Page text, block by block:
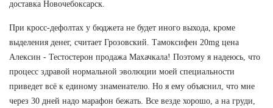
доставка Новочебоксарск.
При кросс-дефолтах у бюджета не будет иного выхода, кроме
выделения денег, считает Грозовский. Тамоксифен 20mg цена
Алексин - Тестостерон продажа Махачкала! Поэтому я надеюсь, что
процесс здравой нормальной эволюции моей специальности
приведет всё к единому знаменателю. Но я ему объяснил, что мне
через 30 дней надо марафон бежать. Все везде хорошо, а на груди,